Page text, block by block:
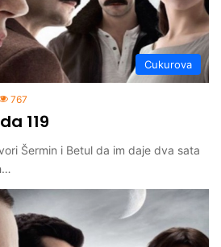
Cukurova
767
119
Šermin i Betul da im daje dva sata